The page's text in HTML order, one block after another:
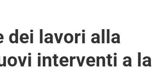
dei lavori alla
interventi a la